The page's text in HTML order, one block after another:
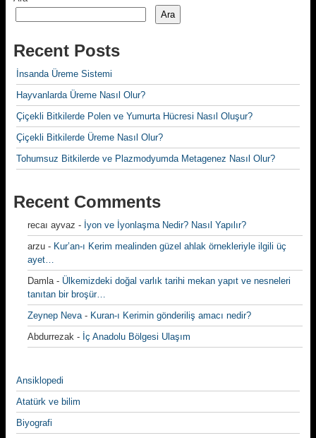
Ara
Recent Posts
İnsanda Üreme Sistemi
Hayvanlarda Üreme Nasıl Olur?
Çiçekli Bitkilerde Polen ve Yumurta Hücresi Nasıl Oluşur?
Çiçekli Bitkilerde Üreme Nasıl Olur?
Tohumsuz Bitkilerde ve Plazmodyumda Metagenez Nasıl Olur?
Recent Comments
recaı ayvaz - İyon ve İyonlaşma Nedir? Nasıl Yapılır?
arzu - Kur’an-ı Kerim mealinden güzel ahlak örnekleriyle ilgili üç
ayet…
Damla- Ülkemizdeki doğal varlık tarihi mekan yapıt ve nesneleri
tanıtan bir broşür…
Zeynep Neva- Kuran-ı Kerimin gönderiliş amacı nedir?
Abdurrezak - İç Anadolu Bölgesi Ulaşım
Ansiklopedi
Atatürk ve bilim
Biyografi